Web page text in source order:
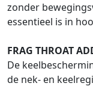
zonder
essentieel is in
FRAG THROAT
De
de nek- en